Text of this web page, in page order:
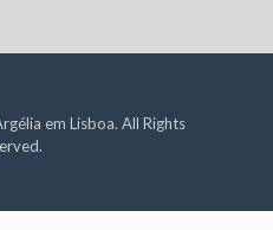
em Lisboa. All Rights